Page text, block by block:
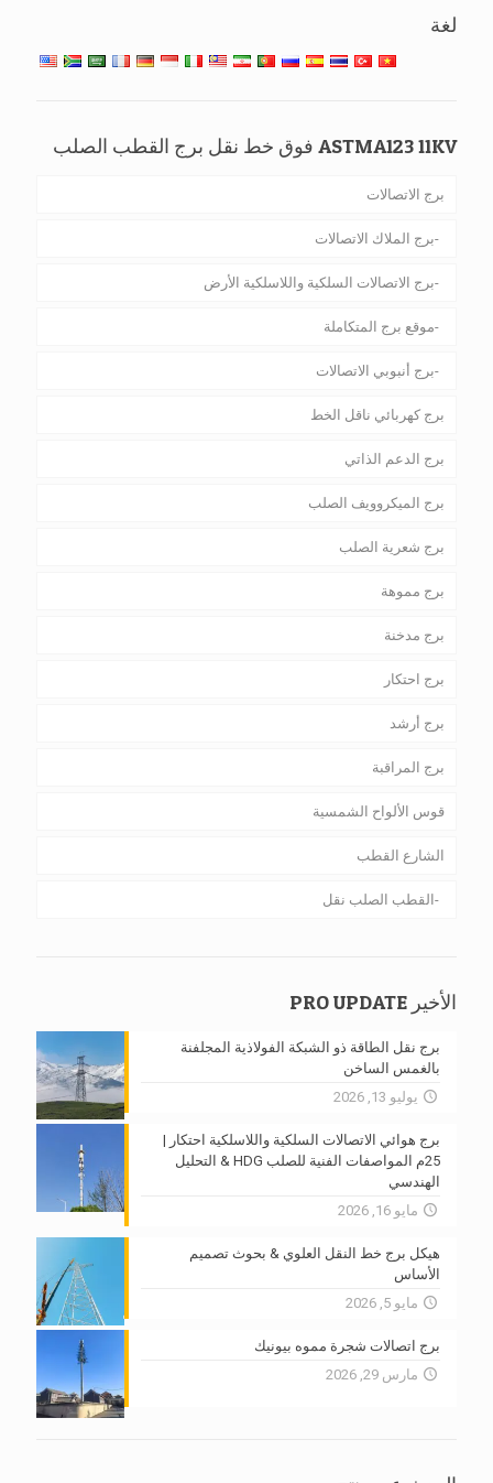
لغة
ASTMA123 11KV فوق خط نقل برج القطب الصلب
برج الاتصالات
برج الملاك الاتصالات
برج الاتصالات السلكية واللاسلكية الأرض
موقع برج المتكاملة
برج أنبوبي الاتصالات
برج كهربائي ناقل الخط
برج الدعم الذاتي
برج الميكروويف الصلب
برج شعرية الصلب
برج مموهة
برج مدخنة
برج احتكار
برج أرشد
برج المراقبة
قوس الألواح الشمسية
الشارع القطب
القطب الصلب نقل
الأخير PRO UPDATE
برج نقل الطاقة ذو الشبكة الفولاذية المجلفنة
بالغمس الساخن
يوليو 13, 2026
برج هوائي الاتصالات السلكية واللاسلكية احتكار |
25م المواصفات الفنية للصلب HDG & التحليل
الهندسي
مايو 16, 2026
هيكل برج خط النقل العلوي & بحوث تصميم
الأساس
مايو 5, 2026
برج اتصالات شجرة مموه بيونيك
مارس 29, 2026